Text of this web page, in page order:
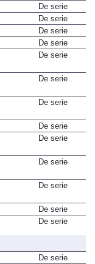
De serie
De serie
De serie
De serie
De serie
De serie
De serie
De serie
De serie
De serie
De serie
De serie
De serie
De serie